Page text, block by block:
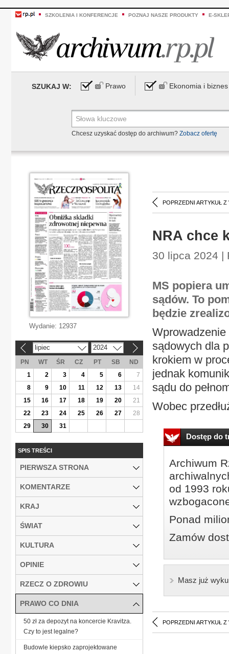
SZKOLENIA I KONFERENCJE POZNAJ NASZE PRODUKTY E-
SZUKAJ W: Prawo Ekonomia i biznes
Chcesz uzyskać dostęp do archiwum? Zobacz ofertę
POPRZEDNI ARTYKUŁ Z
NRA chce
30 lipca 2024 |
MS popiera
sądów. To
będzie
sądowych dla
krokiem w
jednak
sądu do
Wobec
Dostęp do
Archiwum
od 1993
Ponad
Zamów
Masz już
POPRZEDNI ARTYKUŁ Z
Wydanie: 12937
lipiec 2024
PN WT ŚR CZ PT SB
ND
1
2 3 4 5 6
7
8
9 10 11 12 13
14
15
16 17 18 19 20
21
22
23 24 25 26 27
28
29
30 31
SPIS TREŚCI
PIERWSZA STRONA
KOMENTARZE
KRAJ
ŚWIAT
KULTURA
OPINIE
RZECZ O ZDROWIU
PRAWO CO DNIA
50 zł za depozyt na koncercie Kravitza.
Czy to jest legalne?
Budowle kiepsko zaprojektowane